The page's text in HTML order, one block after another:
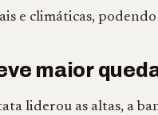
e climáticas,
maior
liderou as altas, a